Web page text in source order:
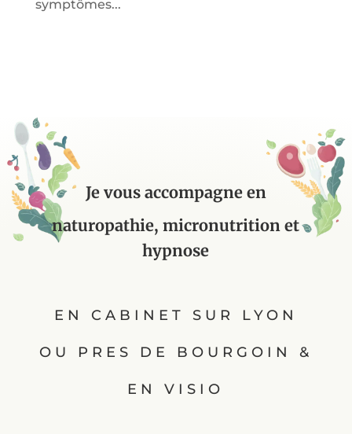
symptômes...
Je vous accompagne en
naturopathie, micronutrition et
hypnose
EN CABINET SUR LYON
OU PRES DE BOURGOIN &
EN VISIO